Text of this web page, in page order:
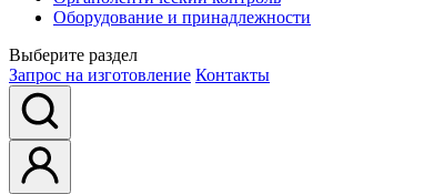
Оборудование и принадлежности
Выберите раздел
Запрос на изготовление Контакты